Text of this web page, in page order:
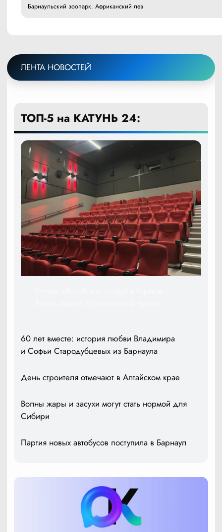
Барнаульский зоопарк. Африканский лев
ЛЕНТА НОВОСТЕЙ
ТОП-5 на КАТУНЬ 24:
60 лет вместе: история любви Владимира
и Софьи Стародубцевых из Барнаула
День строителя отмечают в Алтайском крае
Волны жары и засухи могут стать нормой для
Сибири
Партия новых автобусов поступила в Барнаул